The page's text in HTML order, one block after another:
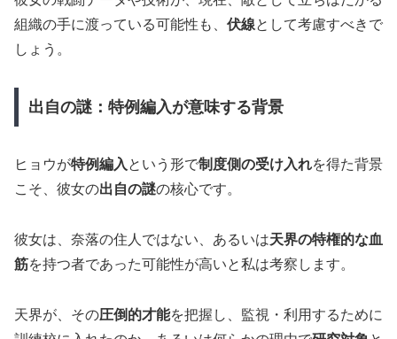
組織の手に渡っている可能性も、 伏線として考慮すべきで
しょう。
出自の謎：特例編入が意味する背景
ヒョウが特例編入 という形で制度側の受け入れを得た背景
こそ、彼女の出自の謎の核心です。
彼女は、奈落の住人ではない、あるいは天界の特権的な血
筋を持つ者であった可能性が高いと私は考察します。
天界が、その圧倒的才能を把握し、監視・利用するために